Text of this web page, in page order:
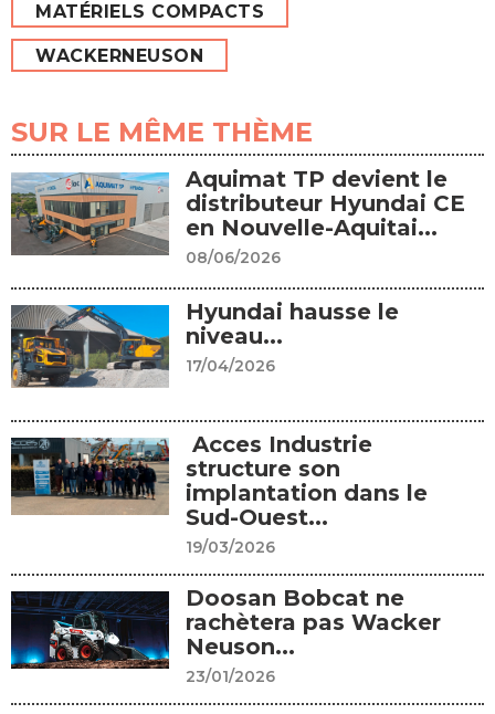
MATÉRIELS COMPACTS
WACKERNEUSON
SUR LE MÊME THÈME
Aquimat TP devient le
distributeur Hyundai CE
en Nouvelle-Aquitai...
08/06/2026
Hyundai hausse le
niveau...
17/04/2026
Acces Industrie
structure son
implantation dans le
Sud-Ouest...
19/03/2026
Doosan Bobcat ne
rachètera pas Wacker
Neuson...
23/01/2026